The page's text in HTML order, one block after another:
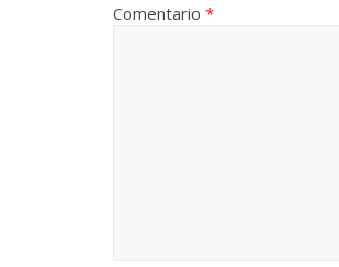
Comentario *